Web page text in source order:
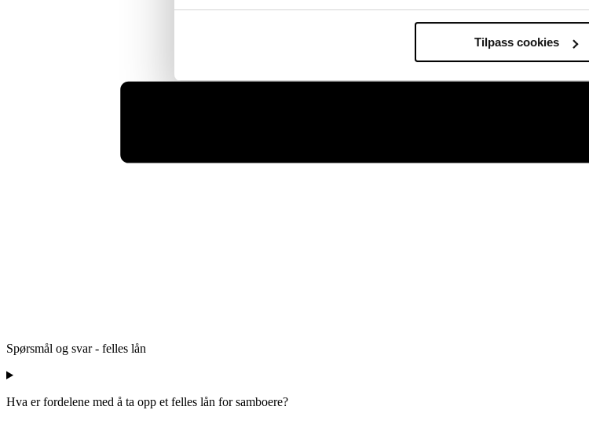
og Snapchat.
Tilpass cookies
Spørsmål og svar - felles lån
Hva er fordelene med å ta opp et felles lån for samboere?